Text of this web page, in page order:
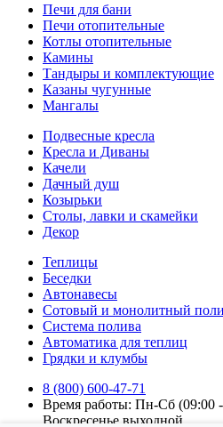
Печи для бани
Печи отопительные
Котлы отопительные
Камины
Тандыры и комплектующие
Казаны чугунные
Мангалы
Подвесные кресла
Кресла и Диваны
Качели
Дачный душ
Козырьки
Столы, лавки и скамейки
Декор
Теплицы
Беседки
Автонавесы
Сотовый и монолитный
Система полива
Автоматика для теплиц
Грядки и клумбы
8 (800) 600-47-71
Время работы: Пн-Сб (09:00
Воскресенье выходной.